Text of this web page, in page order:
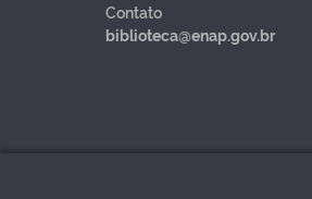
Contato
biblioteca@enap.gov.br